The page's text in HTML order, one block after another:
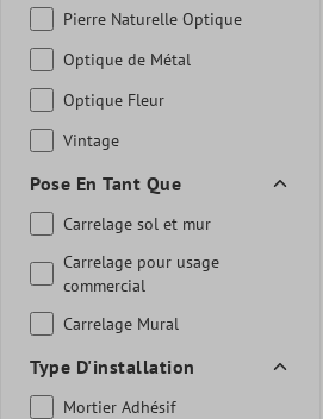
Pierre Naturelle Optique
Optique de Métal
Optique Fleur
Vintage
Pose En Tant Que
Carrelage sol et mur
Carrelage pour usage
commercial
Carrelage Mural
Type D'installation
Mortier Adhésif